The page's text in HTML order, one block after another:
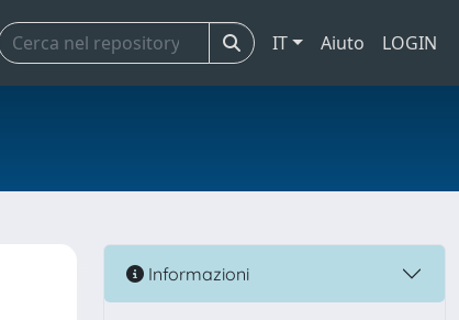
IT Aiuto LOGIN
Informazioni